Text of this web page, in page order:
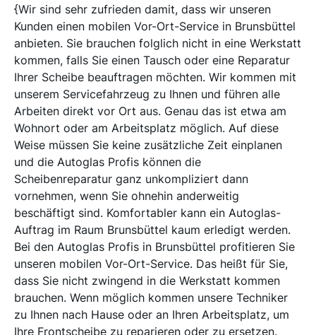
{Wir sind sehr zufrieden damit, dass wir unseren
Kunden einen mobilen Vor-Ort-Service in Brunsbüttel
anbieten. Sie brauchen folglich nicht in eine Werkstatt
kommen, falls Sie einen Tausch oder eine Reparatur
Ihrer Scheibe beauftragen möchten. Wir kommen mit
unserem Servicefahrzeug zu Ihnen und führen alle
Arbeiten direkt vor Ort aus. Genau das ist etwa am
Wohnort oder am Arbeitsplatz möglich. Auf diese
Weise müssen Sie keine zusätzliche Zeit einplanen
und die Autoglas Profis können die
Scheibenreparatur ganz unkompliziert dann
vornehmen, wenn Sie ohnehin anderweitig
beschäftigt sind. Komfortabler kann ein Autoglas-
Auftrag im Raum Brunsbüttel kaum erledigt werden.
Bei den Autoglas Profis in Brunsbüttel profitieren Sie
unseren mobilen Vor-Ort-Service. Das heißt für Sie,
dass Sie nicht zwingend in die Werkstatt kommen
brauchen. Wenn möglich kommen unsere Techniker
zu Ihnen nach Hause oder an Ihren Arbeitsplatz, um
Ihre Frontscheibe zu reparieren oder zu ersetzen.